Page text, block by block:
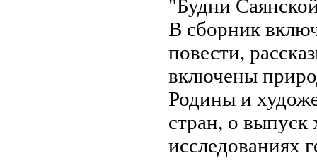
"Будни
В сборник
повести,
включены
Родины и
стран, о выпуск
исследованиях